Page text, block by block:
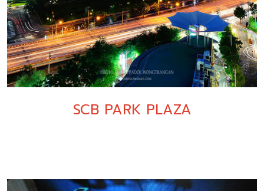
SCB PARK PLAZA